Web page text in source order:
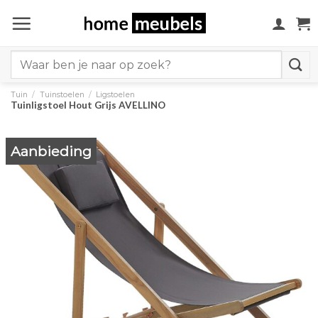
naar
for:
Tuin / Tuinstoelen / Ligstoelen
Tuinligstoel Hout Grijs AVELLINO
Aanbieding